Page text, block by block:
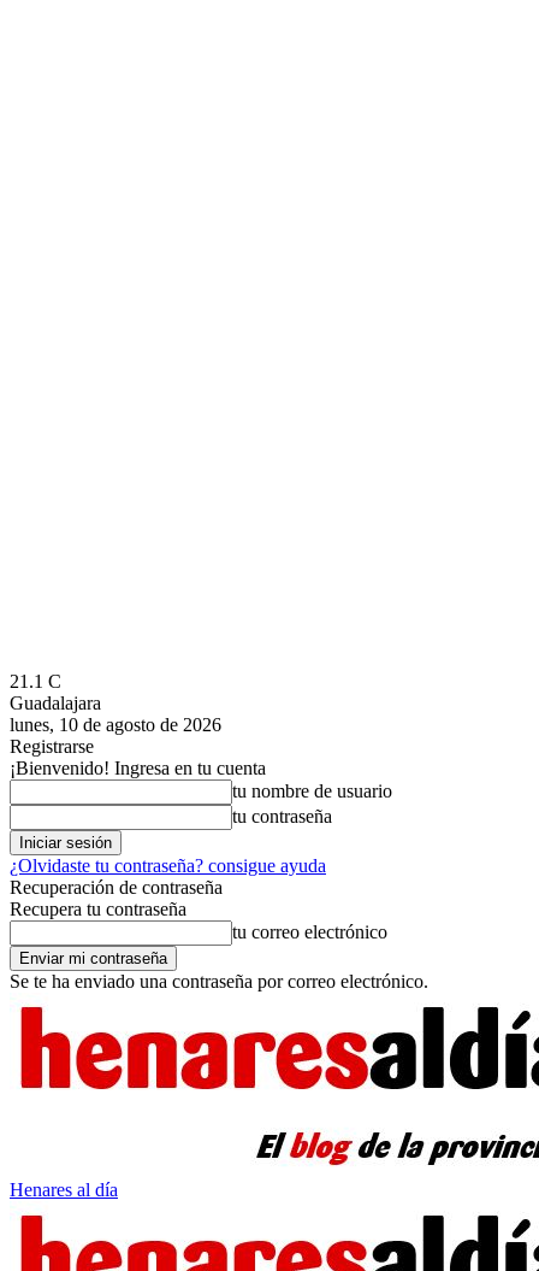
21.1 C
Guadalajara
lunes, 10 de agosto de 2026
Registrarse
¡Bienvenido! Ingresa en tu cuenta
tu nombre de usuario
tu contraseña
¿Olvidaste tu contraseña? consigue ayuda
Recuperación de contraseña
Recupera tu contraseña
tu correo electrónico
Se te ha enviado una contraseña por correo electrónico.
Henares al día